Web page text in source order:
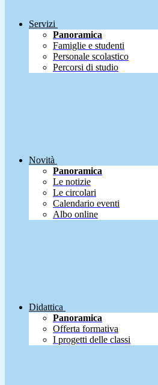
Servizi
Panoramica
Famiglie e studenti
Personale scolastico
Percorsi di studio
Novità
Panoramica
Le notizie
Le circolari
Calendario eventi
Albo online
Didattica
Panoramica
Offerta formativa
I progetti delle classi